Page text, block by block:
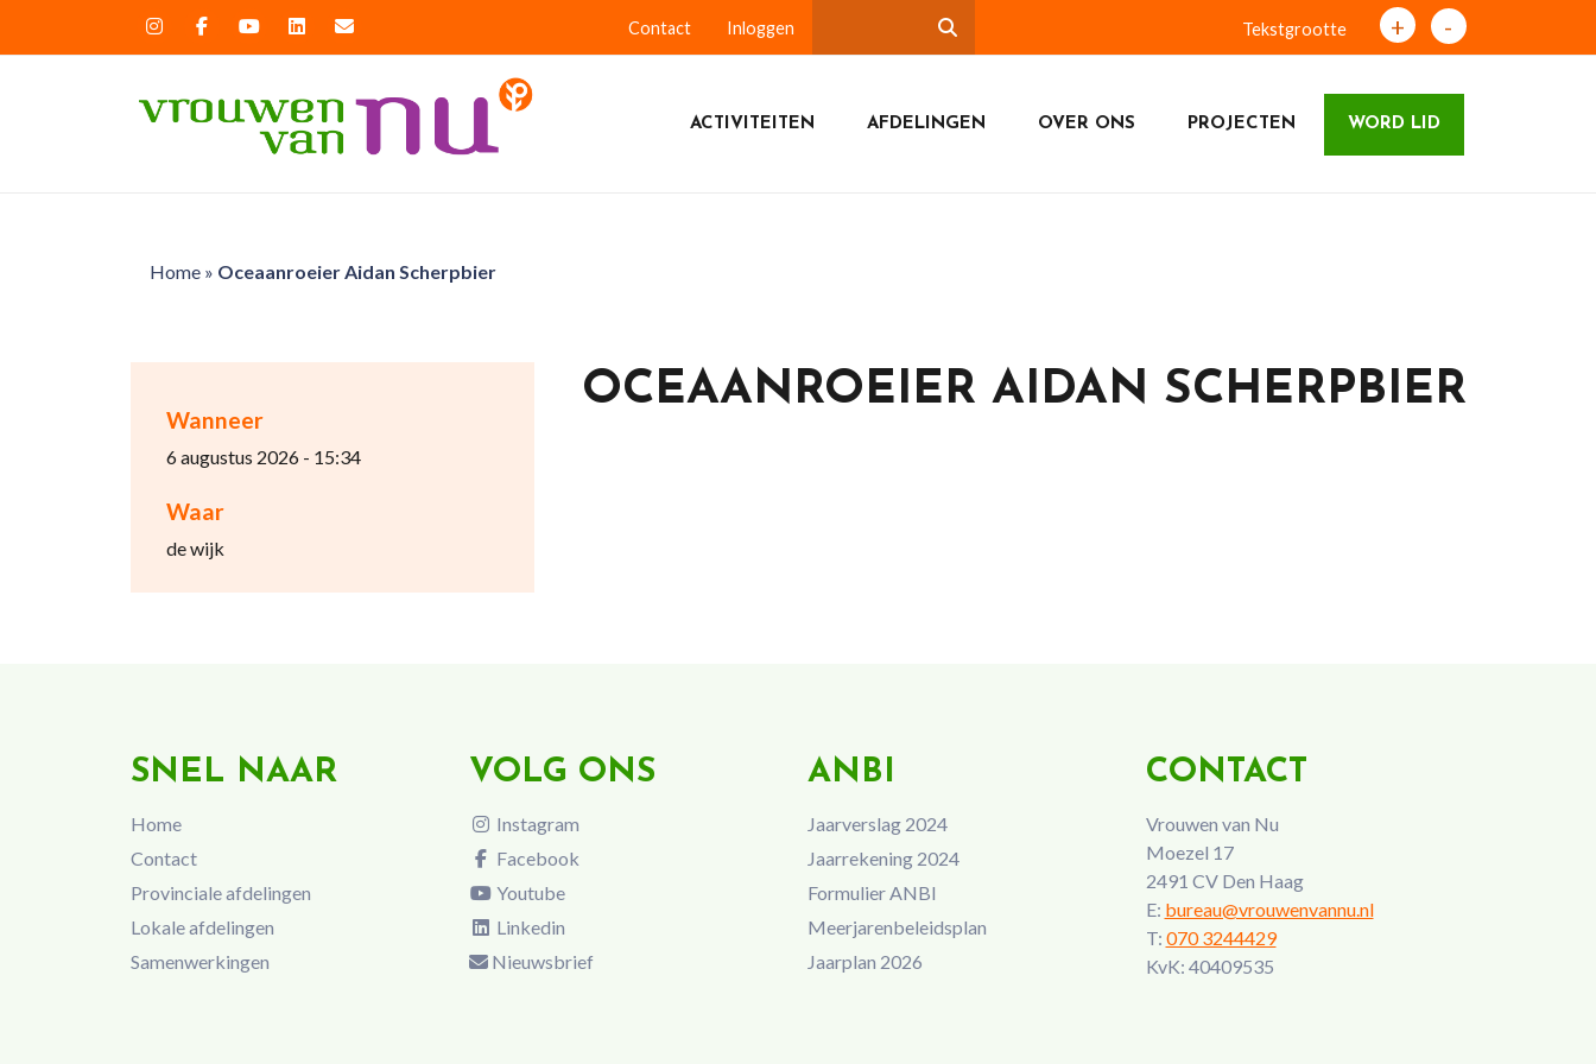
Contact Inloggen Tekstgrootte + -
ACTIVITEITEN AFDELINGEN OVER ONS PROJECTEN WORD LID
Home» Oceaanroeier Aidan Scherpbier
Wanneer
6 augustus 2026 - 15:34
Waar
de wijk
OCEAANROEIER AIDAN SCHERPBIER
SNEL NAAR
Home
Contact
Provinciale afdelingen
Lokale afdelingen
Samenwerkingen
VOLG ONS
Instagram
Facebook
Youtube
Linkedin
Nieuwsbrief
ANBI
Jaarverslag 2024
Jaarrekening 2024
Formulier ANBI
Meerjarenbeleidsplan
Jaarplan 2026
CONTACT
Vrouwen van Nu
Moezel 17
2491 CV Den Haag
E: bureau@vrouwenvannu.nl
T: 070 3244429
KvK: 40409535